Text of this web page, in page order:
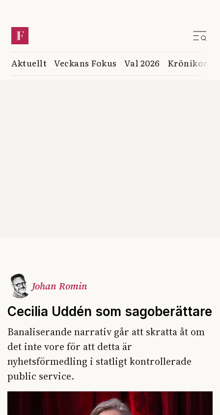
Aktuellt Veckans Fokus Val 2026 Krönikor
Johan Romin
Cecilia Uddén som sagoberättare
Banaliserande narrativ går att skratta åt om
det inte vore för att detta är
nyhetsförmedling i statligt kontrollerade
public service.